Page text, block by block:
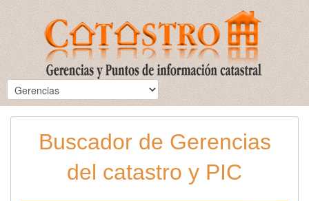
Buscador de Gerencias
del catastro y PIC